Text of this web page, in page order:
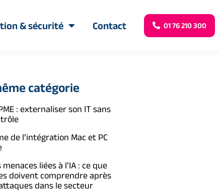
& sécurité Contact 01 76 210 300
catégorie
: externaliser son IT sans
de l’intégration Mac et PC
liées à l’IA : ce que
doivent comprendre après
dans le secteur